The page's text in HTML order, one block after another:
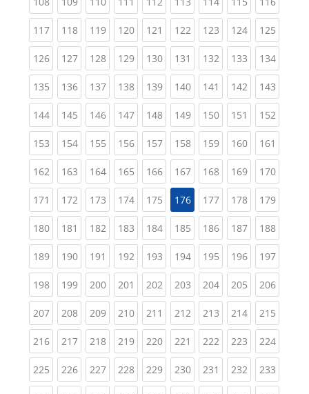
117(current)
118(current)
119(current)
120(current)
121 (current)
122(current)
123(current)
124(current)
125
126(current)
127(current)
128(current)
129(current)
130(current)
131 (current)
132(current)
133(current)
134
135(current)
136(current)
137(current)
138(current)
139(current)
140(current)
141 (current)
142(current)
143
144(current)
145(current)
146(current)
147(current)
148(current)
149(current)
150(current)
151 (current)
152
153(current)
154(current)
155(current)
156(current)
157(current)
158(current)
159(current)
160(current)
161
162(current)
163(current)
164(current)
165(current)
166(current)
167(current)
168(current)
169(current)
170
171 (current)
172(current)
173(current)
174(current)
175(current)
176 177(current)
178(current)
179
180(current)
181 (current)
182(current)
183(current)
184(current)
185(current)
186(current)
187(current)
188
189(current)
190(current)
191 (current)
192(current)
193(current)
194(current)
195(current)
196(current)
197
198(current)
199(current)
200(current)
201 (current)
202(current)
203(current)
204(current)
205(current)
206
207(current)
208(current)
209(current)
210(current)
211 (current)
212(current)
213(current)
214(current)
215
216(current)
217(current)
218(current)
219(current)
220(current)
221 (current)
222(current)
223(current)
224
225(current)
226(current)
227(current)
228(current)
229(current)
230(current)
231 (current)
232(current)
233